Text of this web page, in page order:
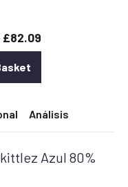
£22.50.
£82.09
Análisis
Azul 80%